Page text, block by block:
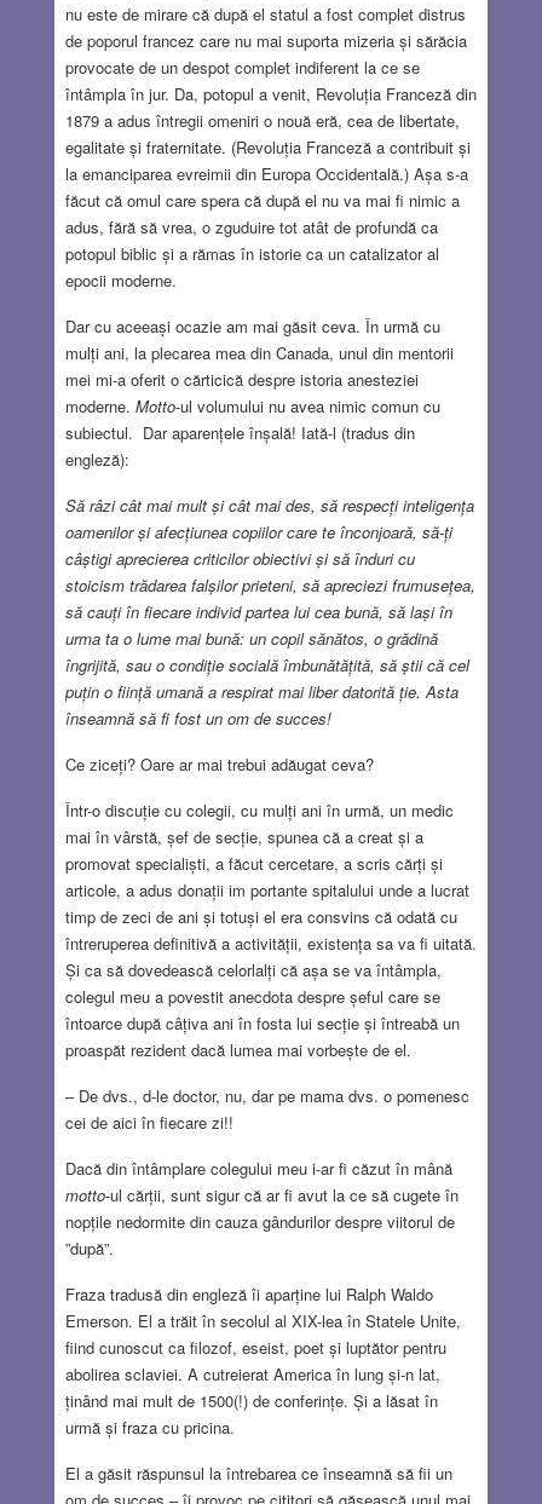
nu este de mirare că după el statul a fost complet distrus
de poporul francez care nu mai suporta mizeria și sărăcia
provocate de un despot complet indiferent la ce se
întâmpla în jur. Da, potopul a venit, Revoluția Franceză din
1879 a adus întregii omeniri o nouă eră, cea de libertate,
egalitate și fraternitate. (Revoluția Franceză a contribuit și
la emanciparea evreimii din Europa Occidentală.) Așa s-a
făcut că omul care spera că după el nu va mai fi nimic a
adus, fără să vrea, o zguduire tot atât de profundă ca
potopul biblic și a rămas în istorie ca un catalizator al
epocii moderne.
Dar cu aceeași ocazie am mai găsit ceva. În urmă cu
mulți ani, la plecarea mea din Canada, unul din mentorii
mei mi-a oferit o cărticică despre istoria anesteziei
moderne. Motto-ul volumului nu avea nimic comun cu
subiectul. Dar aparențele înșală! Iată-l (tradus din
engleză):
Să râzi cât mai mult și cât mai des, să respecți inteligența
oamenilor și afecțiunea copiilor care te înconjoară, să-ți
câștigi aprecierea criticilor obiectivi și să înduri cu
stoicism trădarea falșilor prieteni, să apreciezi frumusețea,
să cauți în fiecare individ partea lui cea bună, să lași în
urma ta o lume mai bună: un copil sănătos, o grădină
îngrijită, sau o condiție socială îmbunătățită, să știi că cel
puțin o ființă umană a respirat mai liber datorită ție. Asta
înseamnă să fi fost un om de succes!
Ce ziceți? Oare ar mai trebui adăugat ceva?
Într-o discuție cu colegii, cu mulți ani în urmă, un medic
mai în vârstă, șef de secție, spunea că a creat și a
promovat specialiști, a făcut cercetare, a scris cărți și
articole, a adus donații im portante spitalului unde a lucrat
timp de zeci de ani și totuși el era consvins că odată cu
întreruperea definitivă a activității, existența sa va fi uitată.
Și ca să dovedească celorlalți că așa se va întâmpla,
colegul meu a povestit anecdota despre șeful care se
întoarce după câțiva ani în fosta lui secție și întreabă un
proaspăt rezident dacă lumea mai vorbește de el.
– De dvs., d-le doctor, nu, dar pe mama dvs. o pomenesc
cei de aici în fiecare zi!!
Dacă din întâmplare colegului meu i-ar fi căzut în mână
motto-ul cărții, sunt sigur că ar fi avut la ce să cugete în
nopțile nedormite din cauza gândurilor despre viitorul de
”după”.
Fraza tradusă din engleză îi aparține lui Ralph Waldo
Emerson. El a trăit în secolul al XIX-lea în Statele Unite,
fiind cunoscut ca filozof, eseist, poet și luptător pentru
abolirea sclaviei. A cutreierat America în lung și-n lat,
ținând mai mult de 1500(!) de conferințe. Și a lăsat în
urmă și fraza cu pricina.
El a găsit răspunsul la întrebarea ce înseamnă să fii un